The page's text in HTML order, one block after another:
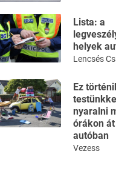
Lista: a
helyek
Lencsés
Ez
nyaralni
órákon
autóban
Vezess